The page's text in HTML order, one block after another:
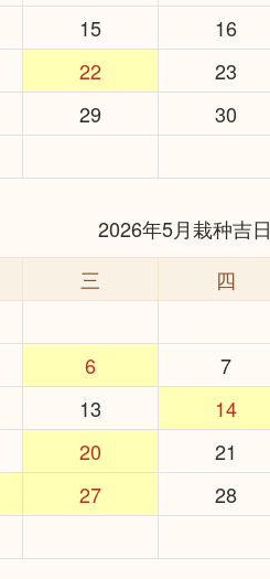
15 16
22 23
29 30
2026年5月栽种吉日
三 四
6 7
13 14
20 21
27 28